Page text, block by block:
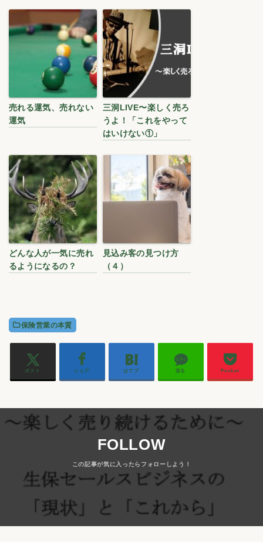
売れる運気、売れない
運気
三洞LIVE〜楽しく売ろ
うよ！「これをやって
はいけない①」
どんな人が一気に売れ
るようになるの？
見込み客の見つけ方
（４）
保険営業の本質
ポスト シェア はてブ 送る Pocket
FOLLOW